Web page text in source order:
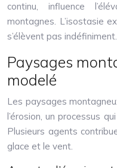
continu, influence
montagnes. L’isostasie
s’élèvent pas indéfiniment.
Paysages
modelé
Les paysages
l’érosion, un processus
Plusieurs agents
glace et le vent.